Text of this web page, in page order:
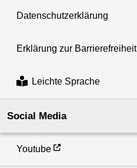
Datenschutzerklärung
Erklärung zur Barrierefreiheit
Leichte Sprache
Social Media
Youtube